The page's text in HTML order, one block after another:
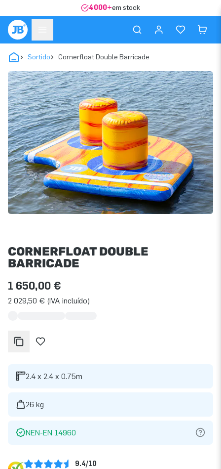
4000+em stock
Sortido Cornerfloat Double Barricade
CORNERFLOAT DOUBLE
BARRICADE
1 650,00 €
2 029,50 € (IVA incluído)
2.4 x 2.4 x 0.75m
26 kg
NEN-EN 14960
9.4/10